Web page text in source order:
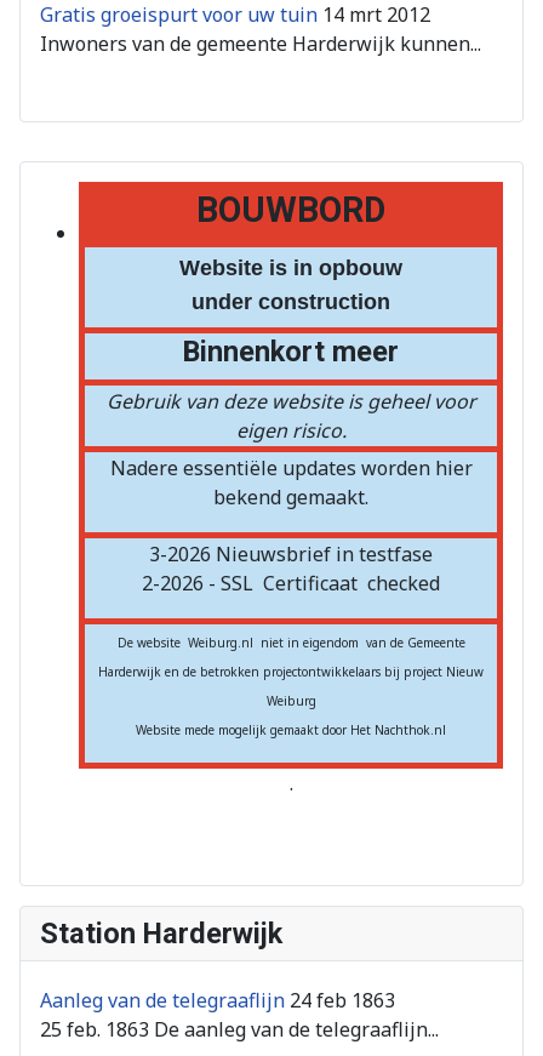
BOUWBORD
Website is in opbouw
under construction
Binnenkort meer
Gebruik van deze website is geheel voor
eigen risico.
Nadere essentiële updates worden hier
bekend gemaakt.
3-2026 Nieuwsbrief in testfase
2-2026 - SSL Certificaat checked
De website Weiburg.nl niet in eigendom van de Gemeente
Harderwijk en de betrokken projectontwikkelaars bij project Nieuw
Weiburg
Website mede mogelijk gemaakt door Het Nachthok.nl
.
Station Harderwijk
Aanleg van de telegraaflijn 24 feb 1863
25 feb. 1863 De aanleg van de telegraaflijn...
Gratis groeispurt voor uw tuin 14 mrt 2012
Inwoners van de gemeente Harderwijk kunnen...